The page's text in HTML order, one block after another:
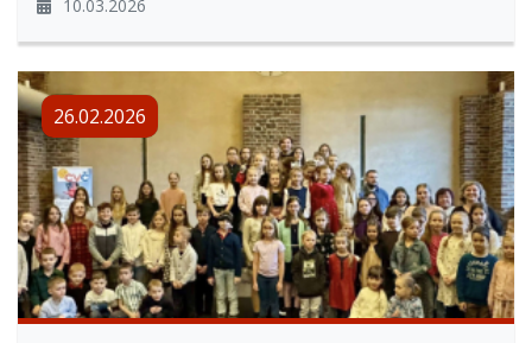
10.03.2026
26.02.2026